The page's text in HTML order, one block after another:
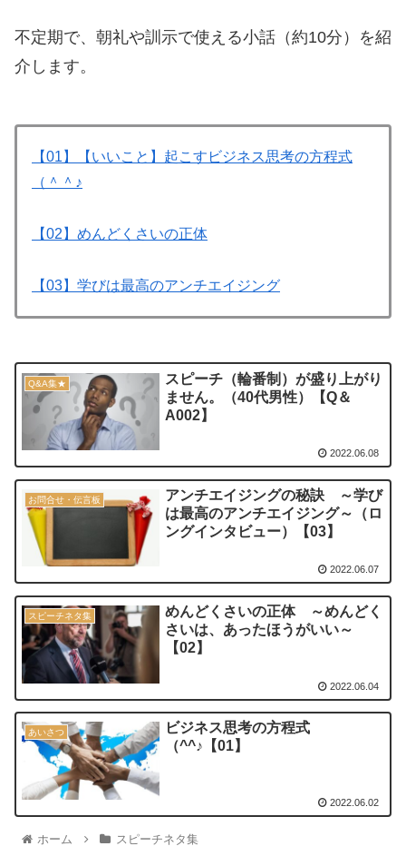
不定期で、朝礼や訓示で使える小話（約10分）を紹
介します。
【01】【いいこと】起こすビジネス思考の方程式
（＾＾♪
【02】めんどくさいの正体
【03】学びは最高のアンチエイジング
Q&A集★
スピーチ（輪番制）が盛り上がり
ません。（40代男性）【Q＆
A002】
2022.06.08
お問合せ・伝言板
アンチエイジングの秘訣 ～学び
は最高のアンチエイジング～（ロ
ングインタビュー）【03】
2022.06.07
スピーチネタ集
めんどくさいの正体 ～めんどく
さいは、あったほうがいい～
【02】
2022.06.04
あいさつ
ビジネス思考の方程式
（^^♪【01】
2022.06.02
ホーム スピーチネタ集